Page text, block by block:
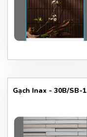
Gạch Inax - 30B/SB-1